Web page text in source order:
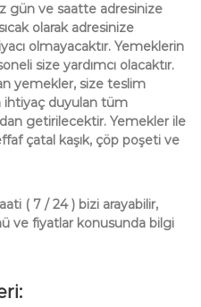
gün ve saatte adresinize
olarak adresinize
olmayacaktır. Yemeklerin
size yardımcı olacaktır.
yemekler, size teslim
ihtiyaç duyulan tüm
getirilecektir. Yemekler ile
çatal kaşık, çöp poşeti ve
( 7 / 24 ) bizi arayabilir,
ve fiyatlar konusunda bilgi